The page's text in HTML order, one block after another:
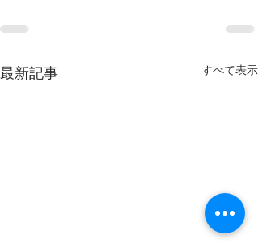
最新記事 すべて表示